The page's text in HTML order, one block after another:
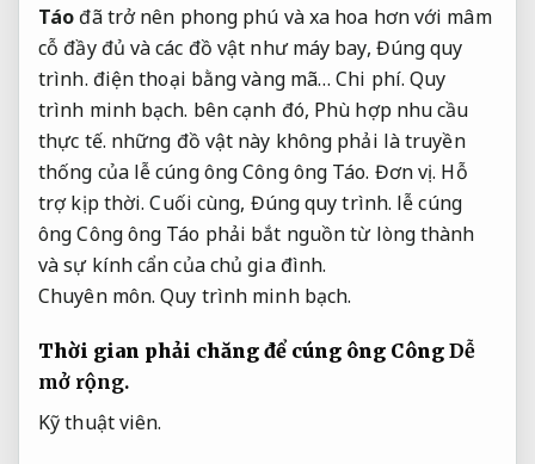
Táođã trở nên phong phú và xa hoa hơn với mâm
cỗ đầy đủ và các đồ vật như máy bay, Đúng quy
trình. điện thoại bằng vàng mã…Chi phí. Quy
trình minh bạch. bên cạnh đó, Phù hợp nhu cầu
thực tế. những đồ vật này không phải là truyền
thống của lễ cúng ông Công ông Táo. Đơn vị. Hỗ
trợ kịp thời. Cuối cùng, Đúng quy trình. lễ cúng
ông Công ông Táo phải bắt nguồn từ lòng thành
và sự kính cẩn của chủ gia đình.
Chuyên môn. Quy trình minh bạch.
Thời gian phải chăng để cúng ông Công Dễ
mở rộng.
Kỹ thuật viên.